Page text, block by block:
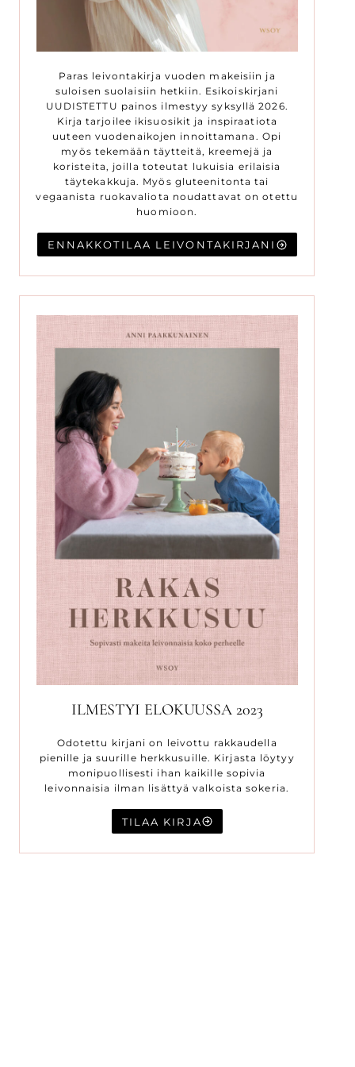
Paras leivontakirja vuoden makeisiin ja
suloisen suolaisiin hetkiin. Esikoiskirjani
UUDISTETTU painos ilmestyy syksyllä 2026.
Kirja tarjoilee ikisuosikit ja inspiraatiota
uuteen vuodenaikojen innoittamana. Opi
myös tekemään täytteitä, kreemejä ja
koristeita, joilla toteutat lukuisia erilaisia
täytekakkuja. Myös gluteenitonta tai
vegaanista ruokavaliota noudattavat on otettu
huomioon.
ENNAKKOTILAA LEIVONTAKIRJANI
ILMESTYI ELOKUUSSA 2023
Odotettu kirjani on leivottu rakkaudella
pienille ja suurille herkkusuille. Kirjasta löytyy
monipuollisesti ihan kaikille sopivia
leivonnaisia ilman lisättyä valkoista sokeria.
TILAA KIRJA